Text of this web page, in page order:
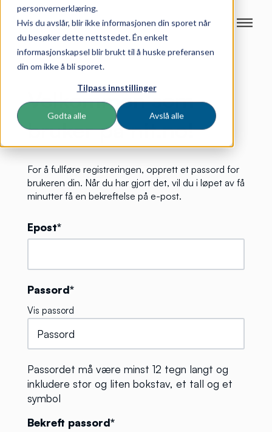
personvernerklæring.
Hvis du avslår, blir ikke informasjonen din sporet når
du besøker dette nettstedet. Én enkelt
informasjonskapsel blir brukt til å huske preferansen
din om ikke å bli sporet.
Tilpass innstillinger
Godta alle Avslå alle
Velkommen som
bruker på nit.no!
For å fullføre registreringen, opprett et passord for
brukeren din. Når du har gjort det, vil du i løpet av få
minutter få en bekreftelse på e-post.
Epost*
Passord*
Vis passord
Passordet må være minst 12 tegn langt og
inkludere stor og liten bokstav, et tall og et
symbol
Bekreft passord*